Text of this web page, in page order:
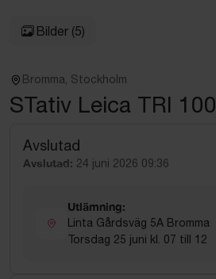
Bilder (5)
Bromma, Stockholm
STativ Leica TRI 100
Avslutad
Avslutad: 24 juni 2026 09:36
Utlämning:
Linta Gårdsväg 5A Bromma
Torsdag 25 juni kl. 07 till 12